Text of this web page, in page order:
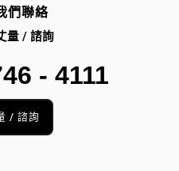
們聯絡
量 / 諮詢
- 4111
/ 諮詢